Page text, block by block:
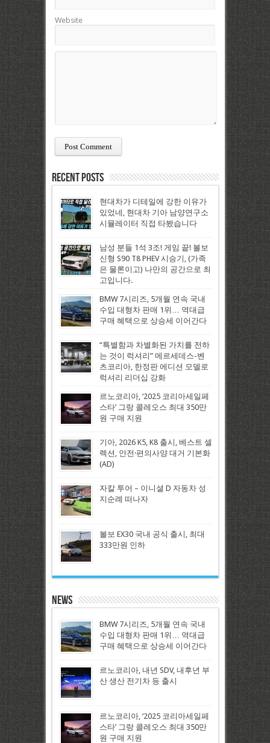
Website
Recent Posts
현대차가 디테일에 강한 이유가
있었네, 현대차 기아 남양연구소
시뮬레이터 직접 타봤습니다
남성 분들 1석 3조! 게임 끝! 볼보
신형 S90 T8 PHEV 시승기, (가족
은 물론이고) 나만의 공간으로 최
고입니다.
BMW 7시리즈, 5개월 연속 국내
수입 대형차 판매 1위… 역대급
구매 혜택으로 상승세 이어간다
“특별함과 차별화된 가치를 전하
는 것이 럭셔리” 메르세데스-벤
츠코리아, 한정판 에디션 모델로
럭셔리 리더십 강화
르노코리아, ‘2025 코리아세일페
스타’ 그랑 콜레오스 최대 350만
원 구매 지원
기아, 2026 K5, K8 출시, 베스트 셀
렉션, 안전·편의사양 대거 기본화
(AD)
자칼 투어 – 이니셜 D 자동차 성
지순례 떠나자
볼보 EX30 국내 공식 출시, 최대
333만원 인하
News
BMW 7시리즈, 5개월 연속 국내
수입 대형차 판매 1위… 역대급
구매 혜택으로 상승세 이어간다
르노코리아, 내년 SDV, 내후년 부
산 생산 전기차 등 출시
르노코리아, ‘2025 코리아세일페
스타’ 그랑 콜레오스 최대 350만
원 구매 지원